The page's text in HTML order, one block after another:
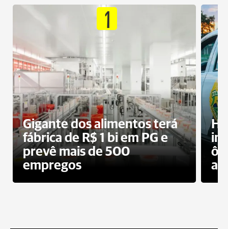
1
Gigante dos alimentos terá
fábrica de R$ 1 bi em PG e
prevê mais de 500
empregos